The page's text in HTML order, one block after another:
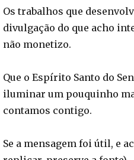
Os trabalhos que
divulgação do que acho
não monetizo.
Que o Espírito Santo do
iluminar um pouquinho
contamos contigo.
Se a mensagem foi útil, e